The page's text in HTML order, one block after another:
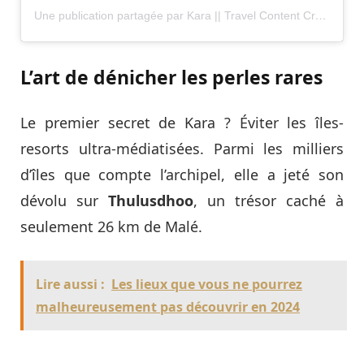
Une publication partagée par Kara || Travel Content Creator & Budget Backpacker 📸🌎✈️ (@okay.kara.travels)
L’art de dénicher les perles rares
Le premier secret de Kara ? Éviter les îles-
resorts ultra-médiatisées. Parmi les milliers
d’îles que compte l’archipel, elle a jeté son
dévolu sur Thulusdhoo, un trésor caché à
seulement 26 km de Malé.
Lire aussi : Les lieux que vous ne pourrez
malheureusement pas découvrir en 2024